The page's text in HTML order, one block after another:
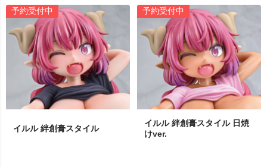
予約受付中
イルル 絆創膏スタイル
予約受付中
イルル 絆創膏スタイル 日焼
けver.